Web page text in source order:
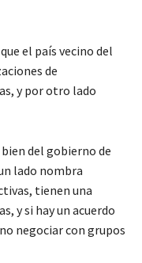
el país vecino del
de
y por otro lado
del gobierno de
lado nombra
tienen una
y si hay un acuerdo
negociar con grupos